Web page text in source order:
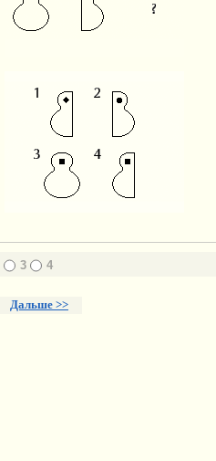
3 4